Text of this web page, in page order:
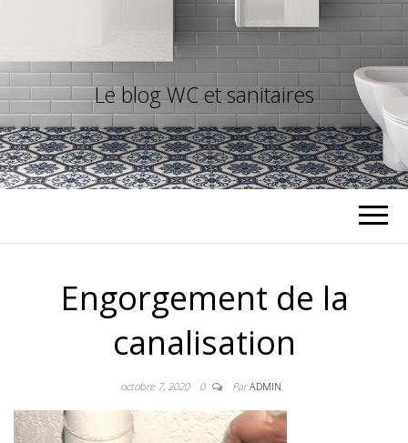
Le blog WC et sanitaires
Engorgement de la
canalisation
octobre 7, 2020 0 ParADMIN